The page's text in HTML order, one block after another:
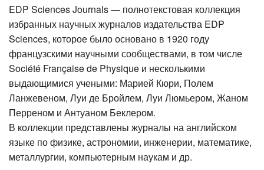
EDP Sciences Journals — полнотекстовая коллекция
избранных научных журналов издательства EDP
Sciences, которое было основано в 1920 году
французскими научными сообществами, в том числе
Société Française de Physique и несколькими
выдающимися учеными: Марией Кюри, Полем
Ланжевеном, Луи де Бройлем, Луи Люмьером, Жаном
Перреном и Антуаном Беклером.
В коллекции представлены журналы на английском
языке по физике, астрономии, инженерии, математике,
металлургии, компьютерным наукам и др.